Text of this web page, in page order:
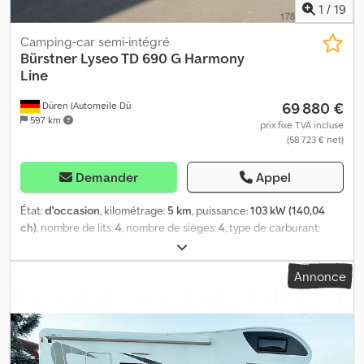
1 / 19
Düren (Automeile Dü
597 km
Camping-car semi-intégré
Bürstner Lyseo TD 690 G Harmony
Line
69 880 €
prix fixe TVA incluse
(58 723 € net)
Demander Appel
État:d'occasion, kilométrage: 5 km, puissance:103 kW (140,04
ch) , nombre de lits:4 , nombre de sièges:4 , type de carburant:
mécanique
immatriculation:11/2024, prochaine inspection (TÜV):11/2027,
, hauteur
poids à vide:3 104 kg, Équipement:ABS, airbag, Points forts : *
Pack Technique et Design : Traction Plus, volant en cuir et
pommeau de levier de vitesses en cuir, feux de jour à LED, phares
Annonce